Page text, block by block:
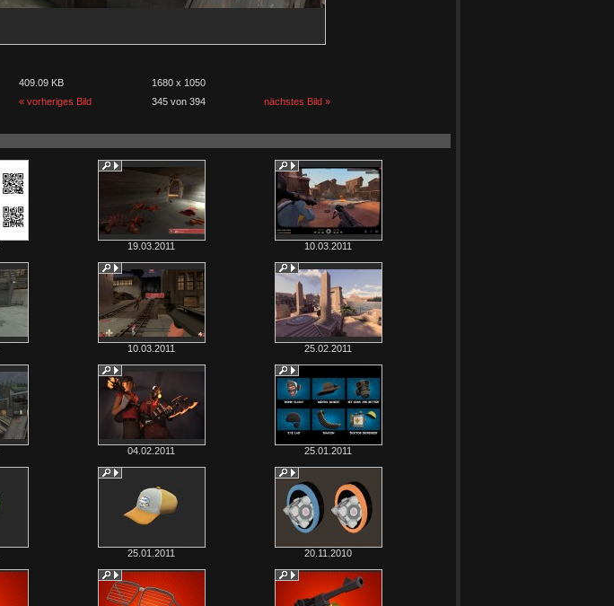
409.09 KB 1680 x 1050
« vorheriges Bild 345 von 394 nächstes Bild »
19.03.2011 10.03.2011
10.03.2011 25.02.2011
04.02.2011 25.01.2011
25.01.2011 20.11.2010